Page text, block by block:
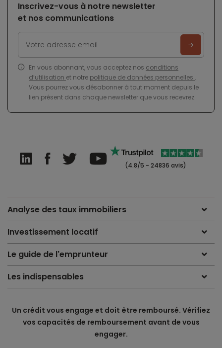
Inscrivez-vous à notre newsletter
et nos communications
En vous abonnant, vous acceptez nos conditions
d’utilisation et notre politique de données personnelles .
Vous pourrez vous désabonner à tout moment depuis le
lien présent dans chaque newsletter que vous recevrez.
(4.8/5 - 24836 avis)
Analyse des taux immobiliers
Investissement locatif
Le guide de l'emprunteur
Les indispensables
Un crédit vous engage et doit être remboursé. Vérifiez
vos capacités de remboursement avant de vous
engager.